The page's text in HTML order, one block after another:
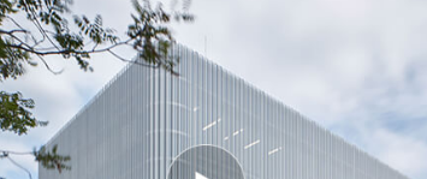
AHEGC 474914A
AirScale RRH 4T4R RRU
VER DETALHES
Cabo de fibra óptica